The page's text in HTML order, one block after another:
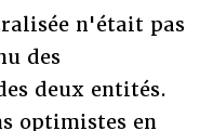
n'était pas
des
deux entités.
optimistes en